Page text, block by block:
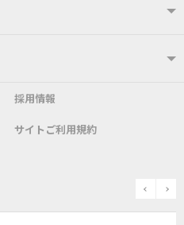
自動はんだ送り装置
デモ機貸し出しサービス
SDS(MSDS)製品
社長あいさつ
採用情報
サイトご利用規約
prev